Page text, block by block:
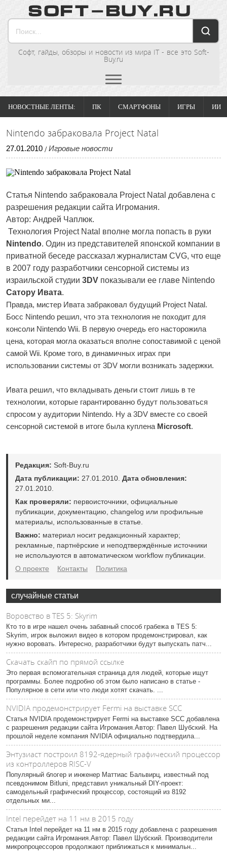
Софт, гайды, обзоры и новости из мира IT - все это Soft-
Buy.ru
НОВОСТНЫЕ ЛЕНТЫ: ПК СМАРТФОНЫ ИГРЫ ИИ
Nintendo забраковала Project Natal
27.01.2010 / Игровые новости
Статья Nintendo забраковала Project Natal добавлена с
разрешения редакции сайта Игромания.
Автор: Андрей Чаплюк.
Технология Project Natal вполне могла попасть в руки
Nintendo. Один из представителей японской компании в
приватной беседе рассказал журналистам CVG, что еще
в 2007 году разработчики сенсорной системы из
израильской студии 3DV показывали ее главе Nintendo
Сатору Ивата.
Правда, мистер Ивата забраковал будущий Project Natal.
Босс Nintendo решил, что эта технология не походит для
консоли Nintendo Wii. В первую очередь его насторожила
цена, которая могла оказаться вполне сопоставимой с ценой
самой Wii. Кроме того, в динамичных играх при
использовании системы от 3DV могли возникать задержки.
Ивата решил, что вкладывать деньги стоит лишь в те
технологии, которые гарантированно будут пользоваться
спросом у аудитории Nintendo. Ну а 3DV вместе со своей
сенсорной системой в итоге была куплена Microsoft.
Редакция: Soft-Buy.ru
Дата публикации: 27.01.2010. Дата обновления:
27.01.2010.
Как проверяли: первоисточники, официальные
публикации, документацию, changelog или профильные
материалы, использованные в статье.
Важно: материал носит редакционный характер;
рекламные, партнёрские и неподтверждённые источники
не используются в автоматическом workflow публикации.
О проекте
Контакты Политика
случайные статьи
Воровство в TES 5: Skyrim
Кто то в игре нашел очень забавный способ грабежа в TES 5:
Skyrim, игрок выложил видео в котором продемонстрировал, как
нужно воровать. Интересно, разработчики будут выпускать патч...
Скачать скайп по прямой ссылке
Это первая вспомогательная страница для людей, которые ищут
программы. Более подробно об этом было написано в статье -
Популярное в сети или что люди хотят скачать. ...
NVIDIA продемонстрирует Fermi на выставке SCC
Статья NVIDIA продемонстрирует Fermi на выставке SCC добавлена
с разрешения редакции сайта Игромания.Автор: Павел Шубский. На
прошлой неделе компания NVIDIA официально подтвердила...
Энтузиаст построил 8192-ядерный графический процессор
из контроллеров RISC-V
Популярный блогер и инженер Маттиас Бальвирц, известный под
псевдонимом Bitluni, представил уникальный DIY-проект:
самодельный графический процессор, состоящий из 8192
отдельных ми...
Intel перейдет на 11 нм в 2015 году
Статья Intel перейдет на 11 нм в 2015 году добавлена с разрешения
редакции сайта Игромания.Автор: Павел Шубский. Производители
микропроцессоров продолжают приближаться к минимальн...